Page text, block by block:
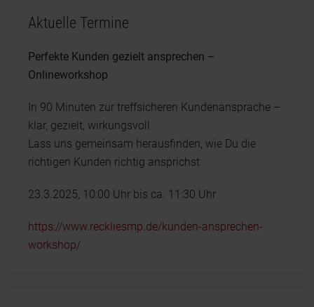
Aktuelle Termine
Perfekte Kunden gezielt ansprechen –
Onlineworkshop
In 90 Minuten zur treffsicheren Kundenansprache –
klar, gezielt, wirkungsvoll
Lass uns gemeinsam herausfinden, wie Du die
richtigen Kunden richtig ansprichst
23.3.2025, 10:00 Uhr bis ca. 11:30 Uhr
https://www.reckliesmp.de/kunden-ansprechen-
workshop/